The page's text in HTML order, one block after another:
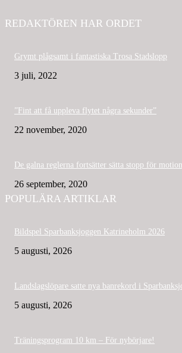
REDAKTÖREN HAR ORDET
Grymt plågsamt i fantastiska Trosa Stadslopp
3 juli, 2022
”Fint att få uppleva flytet några sekunder”
22 november, 2020
De galna reglerna fortsätter sätta stopp för
26 september, 2020
POPULÄRA ARTIKLAR
Bildspel Sparbanksjoggen Katrineholm 2026
5 augusti, 2026
Landslagslöpare satte nya banrekord i
5 augusti, 2026
Träningsprogram 10 km – För nybörjare!